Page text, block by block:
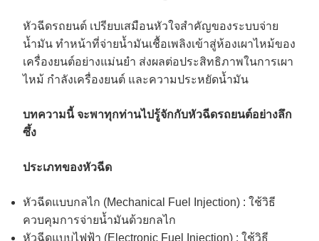
หัวฉีดรถยนต์ เปรียบเสมือนหัวใจสำคัญของระบบจ่าย
น้ำมัน ทำหน้าที่จ่ายน้ำมันเชื้อเพลิงเข้าสู่ห้องเผาไหม้ของ
เครื่องยนต์อย่างแม่นยำ ส่งผลต่อประสิทธิภาพในการเผา
ไหม้ กำลังเครื่องยนต์ และความประหยัดน้ำมัน
บทความนี้ จะพาทุกท่านไปรู้จักกับหัวฉีดรถยนต์อย่างลึก
ซึ้ง
ประเภทของหัวฉีด
หัวฉีดแบบกลไก (Mechanical Fuel Injection) : ใช้วิธี
ควบคุมการจ่ายน้ำมันด้วยกลไก
หัวฉีดแบบไฟฟ้า (Electronic Fuel Injection) : ใช้วิธี